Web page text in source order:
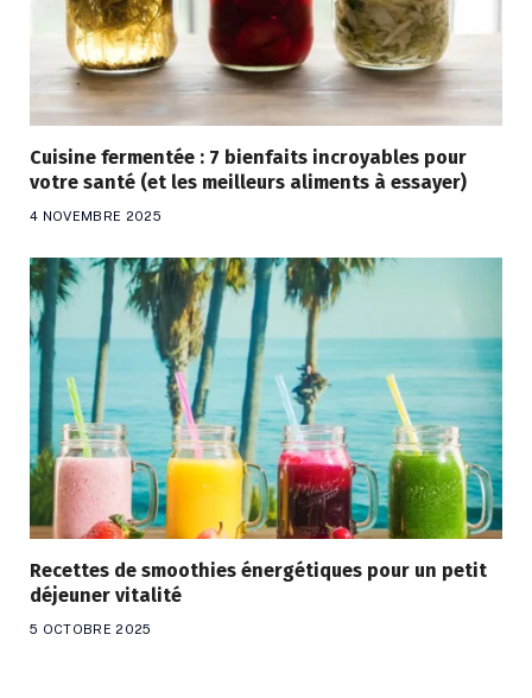
Cuisine fermentée : 7 bienfaits incroyables pour
votre santé (et les meilleurs aliments à essayer)
4 NOVEMBRE 2025
Recettes de smoothies énergétiques pour un petit
déjeuner vitalité
5 OCTOBRE 2025